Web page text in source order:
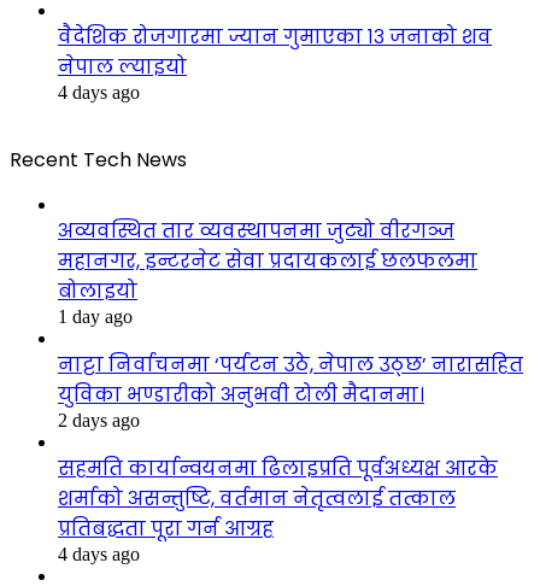
वैदेशिक रोजगारमा ज्यान गुमाएका १३ जनाको शव
नेपाल ल्याइयो
4 days ago
Recent Tech News
अव्यवस्थित तार व्यवस्थापनमा जुट्यो वीरगञ्ज
महानगर, इन्टरनेट सेवा प्रदायकलाई छलफलमा
बोलाइयो
1 day ago
नाट्टा निर्वाचनमा ‘पर्यटन उठे, नेपाल उठ्छ’ नारासहित
युविका भण्डारीको अनुभवी टोली मैदानमा।
2 days ago
सहमति कार्यान्वयनमा ढिलाइप्रति पूर्वअध्यक्ष आरके
शर्माको असन्तुष्टि, वर्तमान नेतृत्वलाई तत्काल
प्रतिबद्धता पूरा गर्न आग्रह
4 days ago